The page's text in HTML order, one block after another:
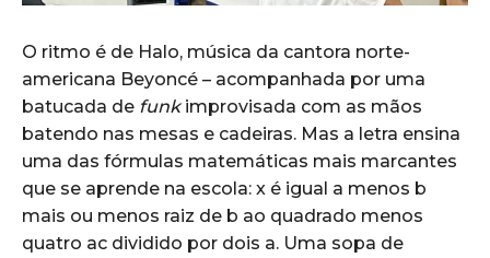
O ritmo é de Halo, música da cantora norte-
americana Beyoncé – acompanhada por uma
batucada de funkimprovisada com as mãos
batendo nas mesas e cadeiras. Mas a letra ensina
uma das fórmulas matemáticas mais marcantes
que se aprende na escola: x é igual a menos b
mais ou menos raiz de b ao quadrado menos
quatro ac dividido por dois a. Uma sopa de